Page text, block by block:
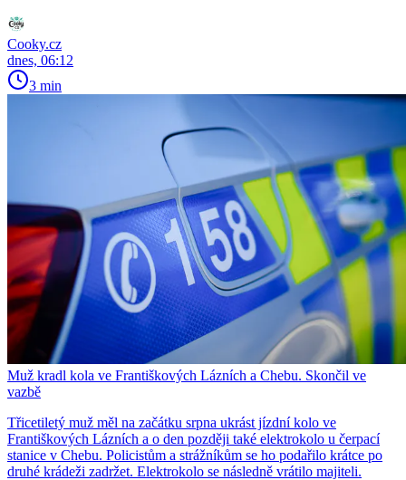
Cooky.cz
dnes, 06:12
3 min
Muž kradl kola ve Františkových Lázních a Chebu. Skončil ve
vazbě
Třicetiletý muž měl na začátku srpna ukrást jízdní kolo ve
Františkových Lázních a o den později také elektrokolo u čerpací
stanice v Chebu. Policistům a strážníkům se ho podařilo krátce po
druhé krádeži zadržet. Elektrokolo se následně vrátilo majiteli.